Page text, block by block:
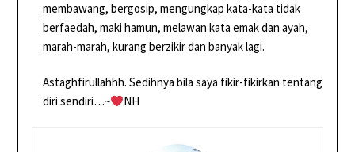
membawang, bergosip, mengungkap kata-kata tidak
berfaedah, maki hamun, melawan kata emak dan ayah,
marah-marah, kurang berzikir dan banyak lagi.
Astaghfirullahhh. Sedihnya bila saya fikir-fikirkan tentang
diri sendiri…~
NH